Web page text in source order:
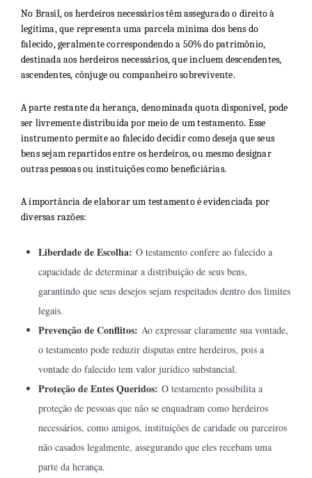
No Brasil, os herdeiros necessários têm assegurado o direito à
legítima, que representa uma parcela mínima dos bens do
falecido, geralmente correspondendo a 50% do patrimônio,
destinada aos herdeiros necessários, que incluem descendentes,
ascendentes, cônjuge ou companheiro sobrevivente.
A parte restante da herança, denominada quota disponível, pode
ser livremente distribuída por meio de um testamento. Esse
instrumento permite ao falecido decidir como deseja que seus
bens sejam repartidos entre os herdeiros, ou mesmo designar
outras pessoas ou instituições como beneficiárias.
A importância de elaborar um testamento é evidenciada por
diversas razões:
Liberdade de Escolha: O testamento confere ao falecido a
capacidade de determinar a distribuição de seus bens,
garantindo que seus desejos sejam respeitados dentro dos limites
legais.
Prevenção de Conflitos: Ao expressar claramente sua vontade,
o testamento pode reduzir disputas entre herdeiros, pois a
vontade do falecido tem valor jurídico substancial.
Proteção de Entes Queridos: O testamento possibilita a
proteção de pessoas que não se enquadram como herdeiros
necessários, como amigos, instituições de caridade ou parceiros
não casados legalmente, assegurando que eles recebam uma
parte da herança.